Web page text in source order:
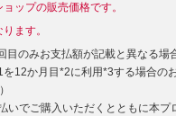
ップの販売価格です。
ます。
のみお支払額が記載と異なる場
12か月目*2に利用*3する場合の
いでご購入いただくとともに本プ